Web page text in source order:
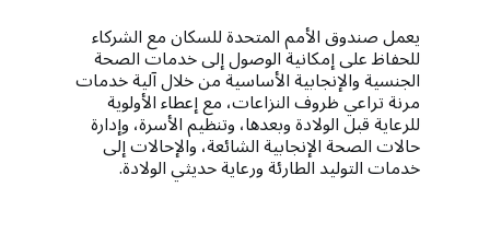
يعمل صندوق الأمم المتحدة للسكان مع الشركاء
للحفاظ على إمكانية الوصول إلى خدمات الصحة
الجنسية والإنجابية الأساسية من خلال آلية خدمات
مرنة تراعي ظروف النزاعات، مع إعطاء الأولوية
للرعاية قبل الولادة وبعدها، وتنظيم الأسرة، وإدارة
حالات الصحة الإنجابية الشائعة، والإحالات إلى
خدمات التوليد الطارئة ورعاية حديثي الولادة.